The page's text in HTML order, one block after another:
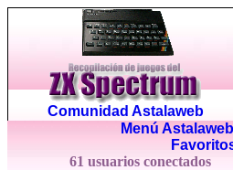
Comunidad Astalaweb
Menú Astalaweb
61 usuarios conectados